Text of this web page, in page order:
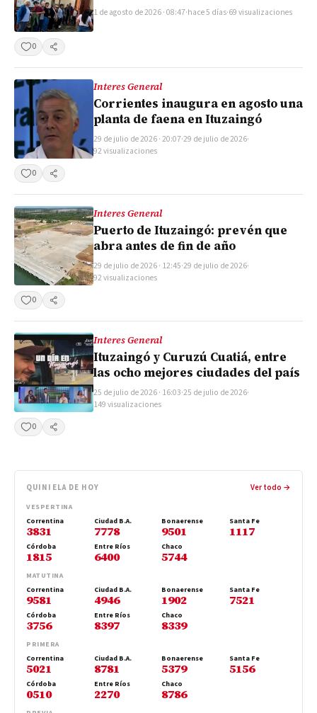
1 de agosto de 2026 · 08:47·hace 5 días·69 visualizaciones
0 Compartir
Interes General
Corrientes inaugura en agosto una
planta de faena en Ituzaingó
29 de julio de 2026 · 20:07·29 de julio de 2026·
92 visualizaciones
0
Compartir
Interes General
Puerto de Ituzaingó: prevén que
abra antes de fin de año
29 de julio de 2026 · 12:45·29 de julio de 2026·
92 visualizaciones
0
Compartir
Interes General
Ituzaingó y Curuzú Cuatiá, entre
las ocho mejores ciudades del país
25 de julio de 2026 · 16:03·25 de julio de 2026·
149 visualizaciones
0
Compartir
QUINIELA DE HOY Ver todo →
VESPERTINA
Correntina
3831
Ciudad B.A.
7778
Bonaerense
9501
Santa Fe
1117
Córdoba
1815
Entre Ríos
6400
Chaco
5744
MATUTINA
Correntina
9581
Ciudad B.A.
4946
Bonaerense
1902
Santa Fe
7521
Córdoba
3756
Entre Ríos
8397
Chaco
8339
PRIMERA
Correntina
5021
Ciudad B.A.
8781
Bonaerense
5379
Santa Fe
5156
Córdoba
0510
Entre Ríos
2270
Chaco
8786